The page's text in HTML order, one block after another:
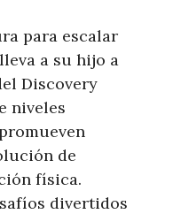
para escalar
a su hijo a
Discovery
niveles
de
física.
divertidos